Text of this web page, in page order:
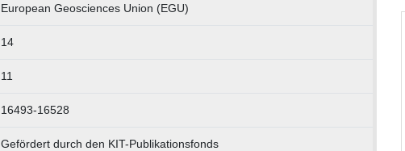
European Geosciences Union (EGU)
14
11
16493-16528
Gefördert durch den KIT-Publikationsfonds